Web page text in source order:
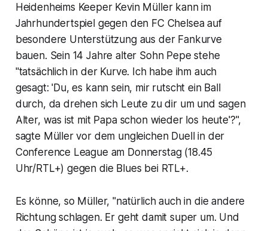
Heidenheims Keeper Kevin Müller kann im
Jahrhundertspiel gegen den FC Chelsea auf
besondere Unterstützung aus der Fankurve
bauen. Sein 14 Jahre alter Sohn Pepe stehe
"tatsächlich in der Kurve. Ich habe ihm auch
gesagt: 'Du, es kann sein, mir rutscht ein Ball
durch, da drehen sich Leute zu dir um und sagen
Alter, was ist mit Papa schon wieder los heute'?",
sagte Müller vor dem ungleichen Duell in der
Conference League am Donnerstag (18.45
Uhr/RTL+) gegen die Blues bei RTL+.
Es könne, so Müller, "natürlich auch in die andere
Richtung schlagen. Er geht damit super um. Und